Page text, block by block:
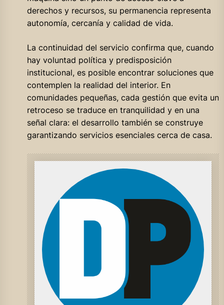
derechos y recursos, su permanencia representa
autonomía, cercanía y calidad de vida.
La continuidad del servicio confirma que, cuando
hay voluntad política y predisposición
institucional, es posible encontrar soluciones que
contemplen la realidad del interior. En
comunidades pequeñas, cada gestión que evita un
retroceso se traduce en tranquilidad y en una
señal clara: el desarrollo también se construye
garantizando servicios esenciales cerca de casa.